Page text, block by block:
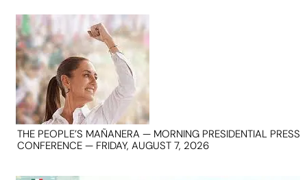
THE PEOPLE’S MAÑANERA — MORNING PRESIDENTIAL PRESS
CONFERENCE — FRIDAY, AUGUST 7, 2026